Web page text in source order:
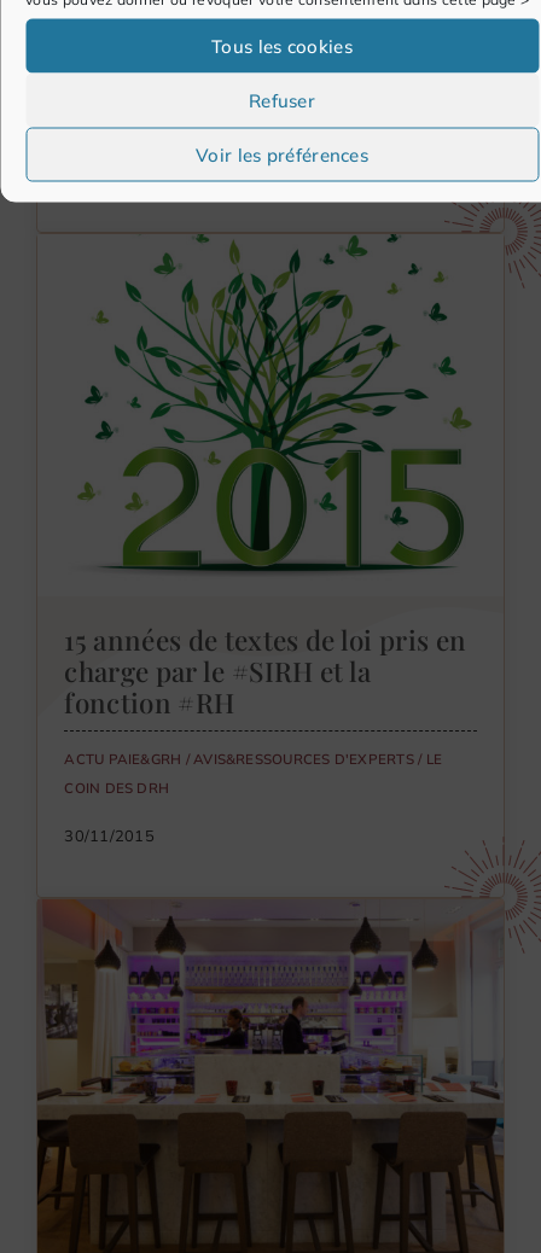
Tous les cookies
Refuser
Voir les préférences
#SIRH & convergence DRH DSI
AVIS&RESSOURCES D'EXPERTS
EVÈNEMENTS RH/LE COIN DES DRH
15 années de textes de loi pris en
charge par le #SIRH et la
fonction #RH
ACTU PAIE&GRH /AVIS&RESSOURCES D'EXPERTS/ LE
COIN DES DRH
30/11/2015